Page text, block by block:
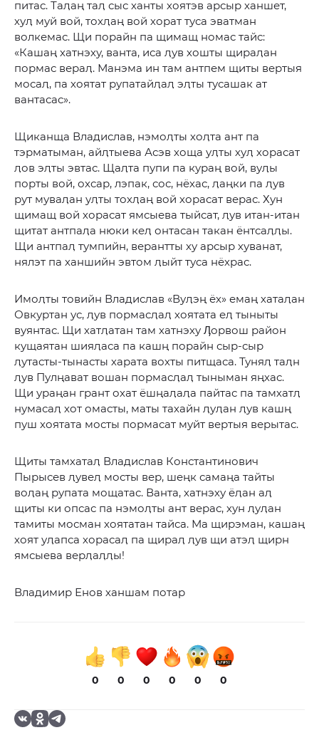
питас. Таӆаң таӆ сыс ханты хоятэв арсыр ханшет,
хуӆ муй вой, тохӆаң вой хорат туса эватман
волкемас. Щи порайн па щимащ номас тайс:
«Кашаң хатнэху, ванта, иса ӆув хошты щираӆан
пормас вераӆ. Манэма ин там антпем щиты вертыя
мосаӆ, па хоятат рупатайӆаӆ эӆты тусашак ат
вантасас».
Щиканща Владислав, нэмоӆты хоӆта ант па
тэрматыман, айӆтыева Асэв хоща уӆты хуӆ хорасат
ӆов эӆты эвтас. Щаӆта пупи па кураң вой, вуӆы
порты вой, охсар, лэпак, сос, нёхас, ӆаңки па ӆув
рут муваӆан уӆты тохӆаң вой хорасат верас. Хун
щимащ вой хорасат ямсыева тыйсат, ӆув итан-итан
щитат антпаӆа нюки кеӆ онтасан такан ёнтсаӆӆы.
Щи антпаӆ тумпийн, верантты ху арсыр хуванат,
нялэт па ханшийн эвтом ӆыйт туса нёхрас.
Имоӆты товийн Владислав «Вуӆэң ёх» емаң хатаӆан
Овкуртан ус, ӆув пормасӆаӆ хоятата еӆ тыныты
вуянтас. Щи хатӆатан там хатнэху Ӆорвош район
кущаятан шияӆаса па кашң порайн сыр-сыр
ӆутасты-тынасты харата вохты питщаса. Туняӆ таӆн
ӆув Пулңават вошан пормасӆаӆ тыныман яңхас.
Щи ураңан грант охат ёшңаӆаӆа пайтас па тамхатӆ
нумасаӆ хот омасты, маты тахайн ӆуӆан ӆув кашң
пуш хоятата мосты пормасат муйт вертыя верытас.
Щиты тамхатаӆ Владислав Константинович
Пырысев ӆувеӆ мосты вер, шеңк самаңа тайты
воӆаң рупата мощатас. Ванта, хатнэху ёӆан аӆ
щиты ки опсас па нэмоӆты ант верас, хун ӆуӆан
тамиты мосман хоятатан тайса. Ма щирэман, кашаң
хоят уӆапса хорасаӆ па щираӆ ӆув щи атэӆ щирн
ямсыева верӆаӆӆы!
Владимир Енов ханшам потар
0 0 0 0 0 0